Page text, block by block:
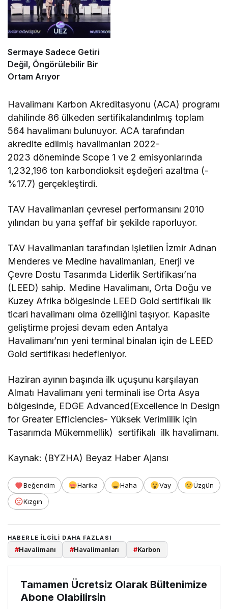
Sermaye Sadece Getiri
Değil, Öngörülebilir Bir
Ortam Arıyor
Havalimanı Karbon Akreditasyonu (ACA) programı
dahilinde 86 ülkeden sertifikalandırılmış toplam
564 havalimanı bulunuyor. ACA tarafından
akredite edilmiş havalimanları 2022-
2023 döneminde Scope 1 ve 2 emisyonlarında
1,232,196 ton karbondioksit eşdeğeri azaltma (-
%17.7) gerçekleştirdi.
TAV Havalimanları çevresel performansını 2010
yılından bu yana şeffaf bir şekilde raporluyor.
TAV Havalimanları tarafından işletilen İzmir Adnan
Menderes ve Medine havalimanları, Enerji ve
Çevre Dostu Tasarımda Liderlik Sertifikası’na
(LEED) sahip. Medine Havalimanı, Orta Doğu ve
Kuzey Afrika bölgesinde LEED Gold sertifikalı ilk
ticari havalimanı olma özelliğini taşıyor. Kapasite
geliştirme projesi devam eden Antalya
Havalimanı’nın yeni terminal binaları için de LEED
Gold sertifikası hedefleniyor.
Haziran ayının başında ilk uçuşunu karşılayan
Almatı Havalimanı yeni terminali ise Orta Asya
bölgesinde, EDGE Advanced(Excellence in Design
for Greater Efficiencies- Yüksek Verimlilik için
Tasarımda Mükemmellik) sertifikalı ilk havalimanı.
Kaynak: (BYZHA) Beyaz Haber Ajansı
Beğendim Harika Haha Vay
Üzgün
Kızgın
HABERLE ILGILI DAHA FAZLASI
#Havalimanı #Havalimanları #Karbon
Tamamen Ücretsiz Olarak Bültenimize
Abone Olabilirsin